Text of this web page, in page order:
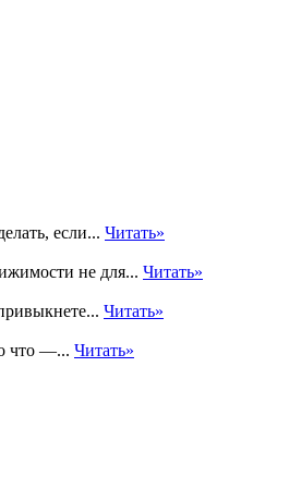
если... Читать»
не для... Читать»
Читать»
что —... Читать»